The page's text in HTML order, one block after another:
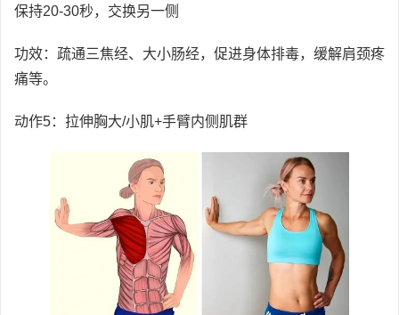
保持20-30秒，交换另一侧
功效：疏通三焦经、大小肠经，促进身体排毒，缓解肩颈疼
痛等。
动作5：拉伸胸大/小肌+手臂内侧肌群